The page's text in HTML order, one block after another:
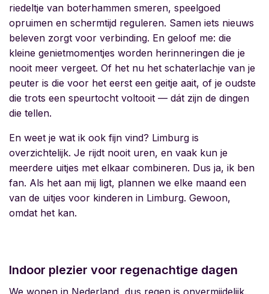
riedeltje van boterhammen smeren, speelgoed
opruimen en schermtijd reguleren. Samen iets nieuws
beleven zorgt voor verbinding. En geloof me: die
kleine genietmomentjes worden herinneringen die je
nooit meer vergeet. Of het nu het schaterlachje van je
peuter is die voor het eerst een geitje aait, of je oudste
die trots een speurtocht voltooit — dát zijn de dingen
die tellen.
En weet je wat ik ook fijn vind? Limburg is
overzichtelijk. Je rijdt nooit uren, en vaak kun je
meerdere uitjes met elkaar combineren. Dus ja, ik ben
fan. Als het aan mij ligt, plannen we elke maand een
van de uitjes voor kinderen in Limburg. Gewoon,
omdat het kan.
Indoor plezier voor regenachtige dagen
We wonen in Nederland, dus regen is onvermijdelijk.